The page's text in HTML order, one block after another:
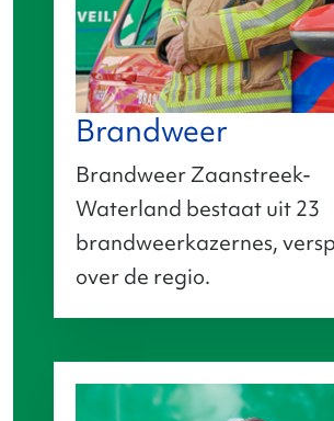
Brandweer
Brandweer Zaanstreek-
Waterland bestaat uit 23
brandweerkazernes,
over de regio.